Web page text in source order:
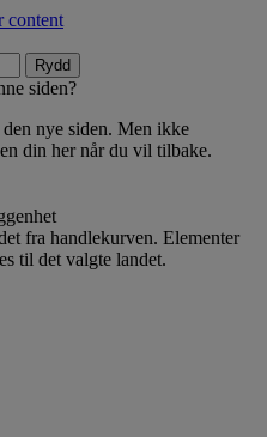
content
Rydd
siden?
nye siden. Men ikke
din her når du vil tilbake.
fra handlekurven. Elementer
til det valgte landet.